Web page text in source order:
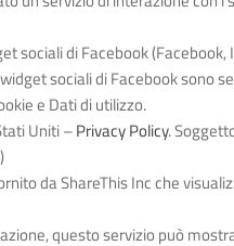
sociali di Facebook (Facebook,
sociali di Facebook sono
e Dati di utilizzo.
Uniti –Privacy Policy.
da ShareThis Inc che
questo servizio può